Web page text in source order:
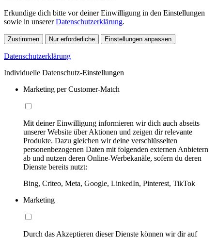
Erkundige dich bitte vor deiner Einwilligung in den Einstellungen
sowie in unsererDatenschutzerklärung.
Zustimmen Nur erforderliche Einstellungen anpassen
Datenschutzerklärung
Individuelle Datenschutz-Einstellungen
Marketing per Customer-Match
Mit deiner Einwilligung informieren wir dich auch abseits
unserer Website über Aktionen und zeigen dir relevante
Produkte. Dazu gleichen wir deine verschlüsselten
personenbezogenen Daten mit folgenden externen Anbietern
ab und nutzen deren Online-Werbekanäle, sofern du deren
Dienste bereits nutzt:
Bing, Criteo, Meta, Google, LinkedIn, Pinterest, TikTok
Marketing
Durch das Akzeptieren dieser Dienste können wir dir auf